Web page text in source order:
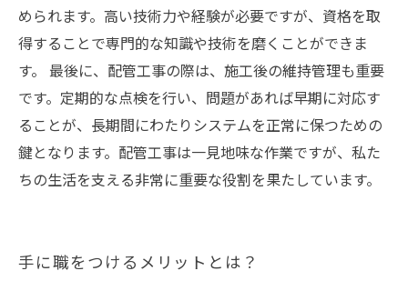
められます。高い技術力や経験が必要ですが、資格を取
得することで専門的な知識や技術を磨くことができま
す。 最後に、配管工事の際は、施工後の維持管理も重要
です。定期的な点検を行い、問題があれば早期に対応す
ることが、長期間にわたりシステムを正常に保つための
鍵となります。配管工事は一見地味な作業ですが、私た
ちの生活を支える非常に重要な役割を果たしています。
手に職をつけるメリットとは？